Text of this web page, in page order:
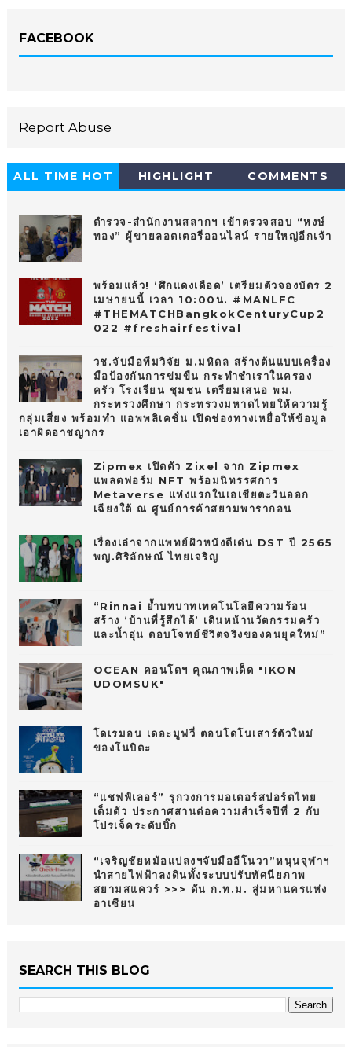
FACEBOOK
Report Abuse
ALL TIME HOT
HIGHLIGHT COMMENTS
ตำรวจ-สำนักงานสลากฯ เข้าตรวจสอบ “หงษ์
ทอง” ผู้ขายลอตเตอรี่ออนไลน์ รายใหญ่อีกเจ้า
พร้อมแล้ว! ‘ศึกแดงเดือด’ เตรียมตัวจองบัตร 2
เมษายนนี้ เวลา 10:00น. #MANLFC
#THEMATCHBangkokCenturyCup2
022 #freshairfestival
วช.จับมือทีมวิจัย ม.มหิดล สร้างต้นแบบเครื่อง
มือป้องกันการข่มขืน กระทำชำเราในครอง
ครัว โรงเรียน ชุมชน เตรียมเสนอ พม.
กระทรวงศึกษา กระทรวงมหาดไทยให้ความรู้
กลุ่มเสี่ยง พร้อมทำ แอพพลิเคชั่น เปิดช่องทางเหยื่อให้ข้อมูล
เอาผิดอาชญากร
Zipmex เปิดตัว Zixel จาก Zipmex
แพลตฟอร์ม NFT พร้อมนิทรรศการ
Metaverse แห่งแรกในเอเชียตะวันออก
เฉียงใต้ ณ ศูนย์การค้าสยามพารากอน
เรื่องเล่าจากแพทย์ผิวหนังดีเด่น DST ปี 2565
พญ.ศิริลักษณ์ ไทยเจริญ
“Rinnai ย้ำบทบาทเทคโนโลยีความร้อน
สร้าง ‘บ้านที่รู้สึกได้’ เดินหน้านวัตกรรมครัว
และน้ำอุ่น ตอบโจทย์ชีวิตจริงของคนยุคใหม่”
OCEAN คอนโดฯ คุณภาพเด็ด "IKON
UDOMSUK"
โดเรมอน เดอะมูฟวี่ ตอนโดโนเสาร์ตัวใหม่
ของโนบิตะ
“แชฟฟ์เลอร์” รุกวงการมอเตอร์สปอร์ตไทย
เต็มตัว ประกาศสานต่อความสำเร็จปีที่ 2 กับ
โปรเจ็คระดับบิ๊ก
“เจริญชัยหม้อแปลงฯจับมืออีโนวา”หนุนจุฬาฯ
นำสายไฟฟ้าลงดินทั้งระบบปรับทัศนียภาพ
สยามสแควร์ >>> ดัน ก.ท.ม. สู่มหานครแห่ง
อาเซียน
SEARCH THIS BLOG